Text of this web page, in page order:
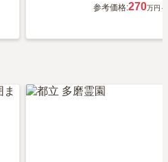
参考価格:270万円～